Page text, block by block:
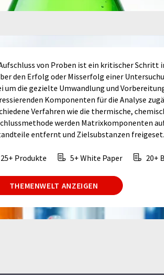
von Proben ist ein kritischer Schritt
den Erfolg oder Misserfolg einer
um die gezielte Umwandlung und
Komponenten für die Analyse
Verfahren wie die thermische,
werden Matrixkomponenten
entfernt und Zielsubstanzen
25+ Produkte 5+ White Paper 20+
THEMENWELT ANZEIGEN